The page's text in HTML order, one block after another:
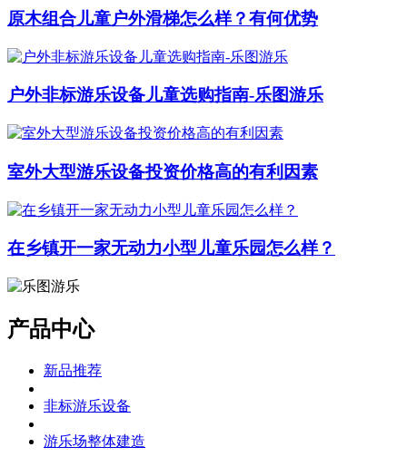
原木组合儿童户外滑梯怎么样？有何优势
户外非标游乐设备儿童选购指南-乐图游乐
室外大型游乐设备投资价格高的有利因素
在乡镇开一家无动力小型儿童乐园怎么样？
产品中心
新品推荐
非标游乐设备
游乐场整体建造